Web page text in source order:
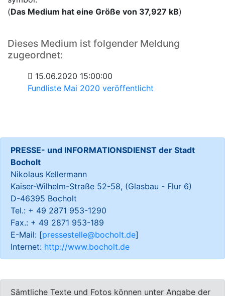
(Das Medium hat eine Größe von 37,927 kB)
Dieses Medium ist folgender Meldung
zugeordnet:
15.06.2020 15:00:00
Fundliste Mai 2020 veröffentlicht
PRESSE- und INFORMATIONSDIENST der Stadt
Bocholt
Nikolaus Kellermann
Kaiser-Wilhelm-Straße 52-58, (Glasbau - Flur 6)
D-46395 Bocholt
Tel.: + 49 2871 953-1290
Fax.: + 49 2871 953-189
E-Mail: [pressestelle@bocholt.de]
Internet: http://www.bocholt.de
Sämtliche Texte und Fotos können unter Angabe der